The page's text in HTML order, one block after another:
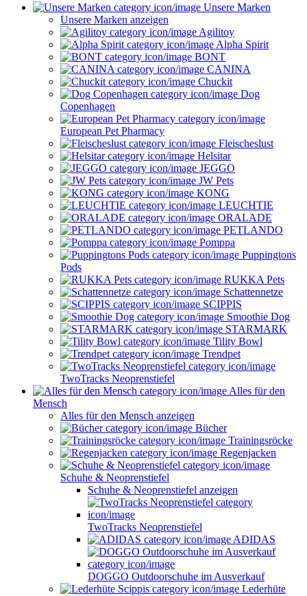
Unsere Marken
Unsere Marken anzeigen
Agilitoy
Alpha Spirit
BONT
CANINA
Chuckit
Dog
Copenhagen
European Pet Pharmacy
Fleischeslust
Helsitar
JEGGO
JW Pets
KONG
LEUCHTIE
ORALADE
PETLANDO
Pomppa
Puppingtons
Pods
RUKKA Pets
Schattennetze
SCIPPIS
Smoothie Dog
STARMARK
Tility Bowl
Trendpet
TwoTracks Neoprenstiefel
Alles für den
Mensch
Alles für den Mensch anzeigen
Bücher
Trainingsröcke
Regenjacken
Schuhe & Neoprenstiefel
Schuhe & Neoprenstiefel anzeigen
TwoTracks Neoprenstiefel
ADIDAS
DOGGO Outdoorschuhe im Ausverkauf
Lederhüte